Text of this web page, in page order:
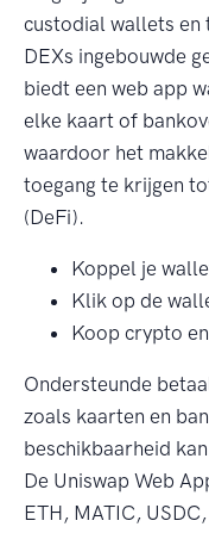
custodial wallets
DEXs ingebouwde
biedt een web app
elke kaart of
waardoor het
toegang te krijgen
(DeFi).
Koppel je
Klik op de
Koop crypto
Ondersteunde
zoals kaarten en
beschikbaarheid
De Uniswap Web
ETH, MATIC,